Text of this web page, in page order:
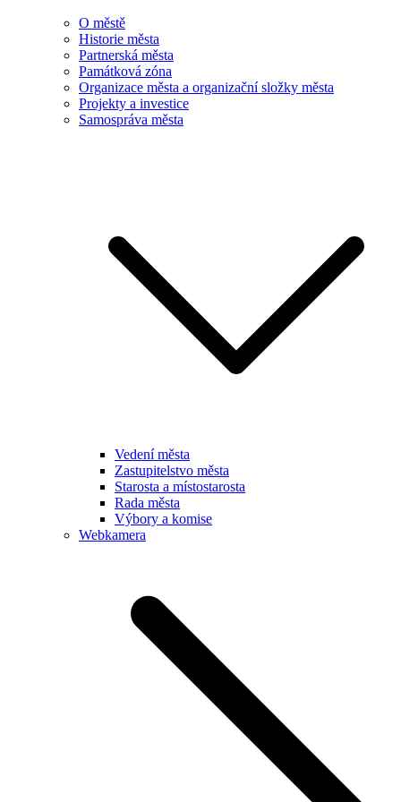
O městě
Historie města
Partnerská města
Památková zóna
Organizace města a organizační složky města
Projekty a investice
Samospráva města
Vedení města
Zastupitelstvo města
Starosta a místostarosta
Rada města
Výbory a komise
Webkamera